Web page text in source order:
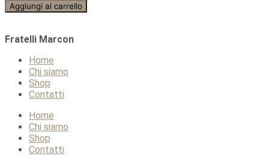
Aggiungi al carrello
Fratelli Marcon
Home
Chi siamo
Shop
Contatti
Home
Chi siamo
Shop
Contatti